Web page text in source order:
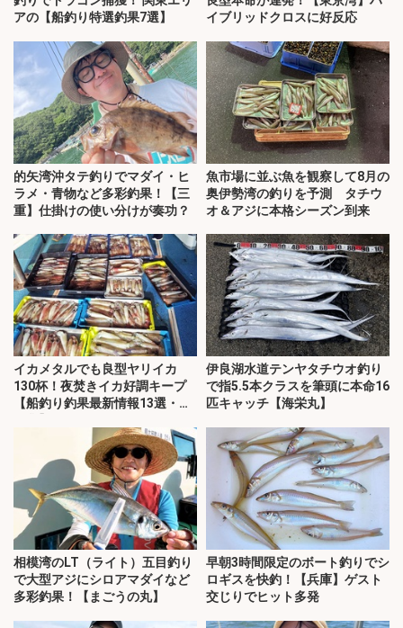
アの【船釣り特選釣果7選】
イブリッドクロスに好反応
的矢湾沖タテ釣りでマダイ・ヒ
ラメ・青物など多彩釣果！【三
重】仕掛けの使い分けが奏功？
魚市場に並ぶ魚を観察して8月の
奥伊勢湾の釣りを予測 タチウ
オ＆アジに本格シーズン到来
イカメタルでも良型ヤリイカ
130杯！夜焚きイカ好調キープ
【船釣り釣果最新情報13選・玄
伊良湖水道テンヤタチウオ釣り
で指5.5本クラスを筆頭に本命16
匹キャッチ【海栄丸】
相模湾のLT（ライト）五目釣り
で大型アジにシロアマダイなど
多彩釣果！【まごうの丸】
早朝3時間限定のボート釣りでシ
ロギスを快釣！【兵庫】ゲスト
交じりでヒット多発